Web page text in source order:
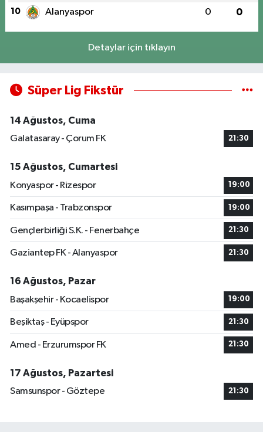
10 Alanyaspor 0 0
Detaylar için tıklayın
Süper Lig Fikstür
14 Ağustos, Cuma
Galatasaray - Çorum FK
21:30
15 Ağustos, Cumartesi
Konyaspor - Rizespor
19:00
Kasımpaşa - Trabzonspor 19:00
Gençlerbirliği S.K. - Fenerbahçe 21:30
Gaziantep FK - Alanyaspor 21:30
16 Ağustos, Pazar
Başakşehir - Kocaelispor
19:00
Beşiktaş - Eyüpspor 21:30
Amed - Erzurumspor FK 21:30
17 Ağustos, Pazartesi
Samsunspor - Göztepe
21:30